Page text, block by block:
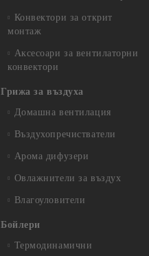
Конвектори за открит
монтаж
Аксесоари за вентилаторни
конвектори
Грижа за въздуха
Домашна вентилация
Въздухопречистватели
Арома дифузери
Овлажнители за въздух
Влагоуловители
Бойлери
Термодинамични